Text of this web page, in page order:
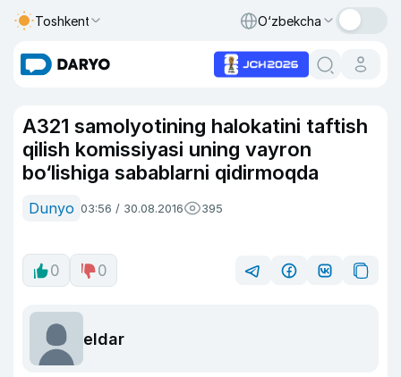
Toshkent O‘zbekcha
A321 samolyotining halokatini taftish
qilish komissiyasi uning vayron
bo‘lishiga sabablarni qidirmoqda
Dunyo 03:56 / 30.08.2016 395
0 0
eldar